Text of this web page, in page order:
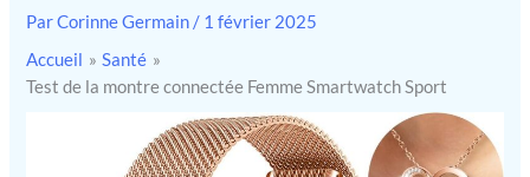
ParCorinne Germain / 1 février 2025
Accueil
Santé
Test de la montre connectée Femme Smartwatch Sport